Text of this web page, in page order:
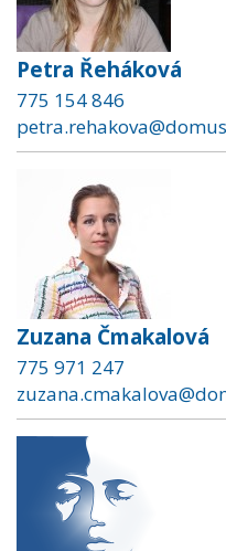
Petra Řeháková
775 154 846
Zuzana Čmakalová
775 971 247